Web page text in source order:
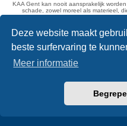
Deze website maakt
beste surfervaring te
Meer informatie
KAA Gent kan nooit aansprakelijk
schade, zowel moreel als materieel,
feitelijkheden en daden van derden die
de gegevens vermeld op de website van
geldt inzonderheid voor het forum,
is dus verantwoordelijk voor zijn
moderators kunnen niet aansprakelijk